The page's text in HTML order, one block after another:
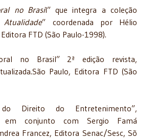
no Brasil” que integra a coleção
” coordenada por Hélio
FTD (São Paulo-1998).
no Brasil” 2ª edição revista,
Paulo, Editora FTD (São
Direito do Entretenimento”,
em conjunto com Sergio Famá
Francez, Editora Senac/Sesc, Sõ